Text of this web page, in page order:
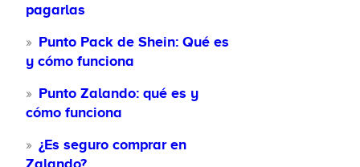
pagarlas
Punto Pack de Shein: Qué es
y cómo funciona
Punto Zalando: qué es y
cómo funciona
¿Es seguro comprar en
Zalando?